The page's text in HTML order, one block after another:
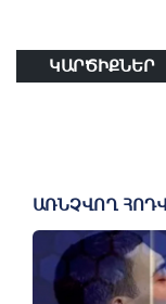
ԿԱՐԾԻՔՆԵՐ
ԱՌՆՉՎՈՂ